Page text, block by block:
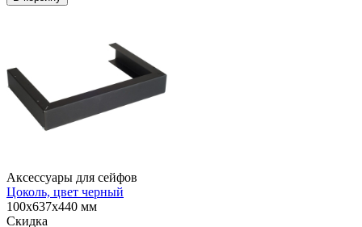
Аксессуары для сейфов
Цоколь, цвет черный
100x637x440 мм
Скидка